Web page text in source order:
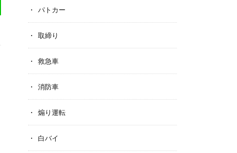
パトカー
取締り
救急車
消防車
煽り運転
白バイ